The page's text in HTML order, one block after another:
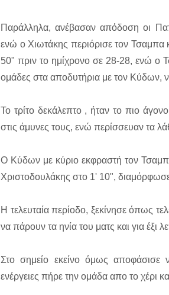
Παράλληλα, ανέβασαν απόδοση οι
ενώ ο Χιωτάκης περιόρισε τον Τσαμπα
50" πριν το ημίχρονο σε 28-28, ενώ ο
ομάδες στα αποδυτήρια με τον Κύδων,
Το τρίτο δεκάλεπτο , ήταν το πιο
στις άμυνες τους, ενώ περίσσευαν τα
Ο Κύδων με κύριο εκφραστή τον
Χριστοδουλάκης στο 1' 10",
Η τελευταία περίοδο, ξεκίνησε όπως
να πάρουν τα ηνία του ματς και για έξι
Στο σημείο εκείνο όμως
ενέργειες πήρε την ομάδα απο το χέρι